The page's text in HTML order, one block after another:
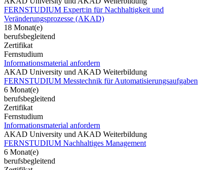
FERNSTUDIUM Expert:in für Nachhaltigkeit und
Veränderungsprozesse (AKAD)
18 Monat(e)
berufsbegleitend
Zertifikat
Fernstudium
Informationsmaterial anfordern
AKAD University und AKAD Weiterbildung
FERNSTUDIUM Messtechnik für Automatisierungsaufgaben
6 Monat(e)
berufsbegleitend
Zertifikat
Fernstudium
Informationsmaterial anfordern
AKAD University und AKAD Weiterbildung
FERNSTUDIUM Nachhaltiges Management
6 Monat(e)
berufsbegleitend